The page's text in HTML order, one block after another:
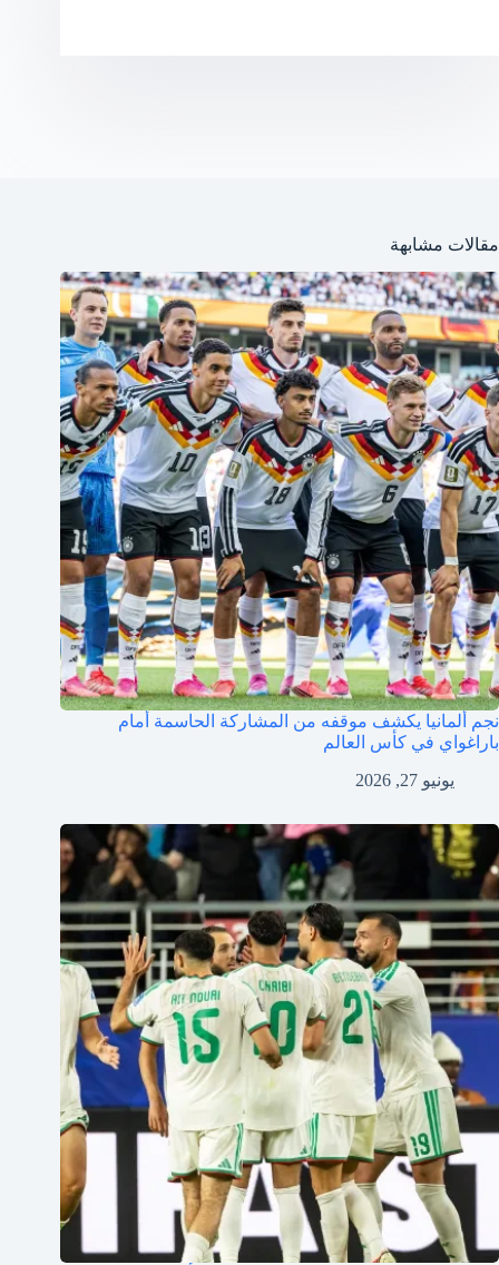
مقالات مشابهة
نجم ألمانيا يكشف موقفه من المشاركة الحاسمة أمام
باراغواي في كأس العالم
يونيو 27, 2026